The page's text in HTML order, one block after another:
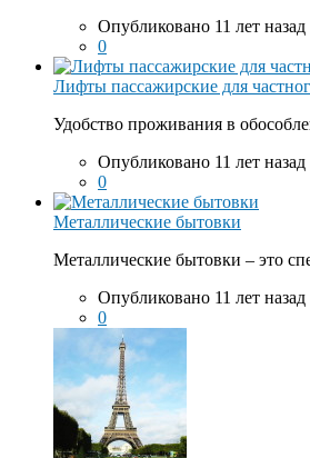
Опубликовано 11 лет назад
0
Лифты пассажирские для
Удобство проживания в
Опубликовано 11 лет назад
0
Металлические бытовки
Металлические бытовки – это
Опубликовано 11 лет назад
0